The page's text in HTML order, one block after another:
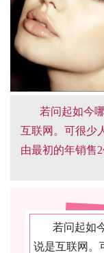
若问起如今
互联网。可很少
由最初的年销售
若问起如
说是互联网。